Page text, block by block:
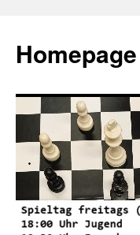
springen